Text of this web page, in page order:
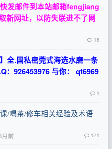
发邮件到本站邮箱fengjiang
新网址，以防失联进不了网
16
】全.国私密莞式海选水磨一条
：926453976 与你： qt6969
1
课/喝茶/修车相关经验及术语
月前 171